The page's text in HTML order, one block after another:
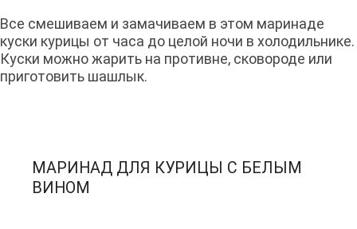
Все смешиваем и замачиваем в этом маринаде
куски курицы от часа до целой ночи в холодильнике.
Куски можно жарить на противне, сковороде или
приготовить шашлык.
МАРИНАД ДЛЯ КУРИЦЫ С БЕЛЫМ
ВИНОМ